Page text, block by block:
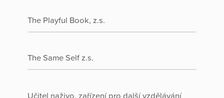
The Playful Book, z.s.
The Same Self z.s.
Učitel naživo, zařízení pro další vzdělávání